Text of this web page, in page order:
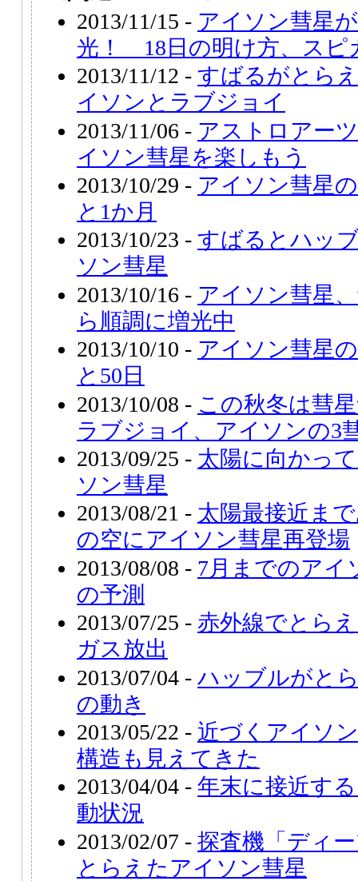
2013/11/15 - アイソン彗星
光！ 18日の明け方、スピ
2013/11/12 - すばるがとら
イソンとラブジョイ
2013/11/06 - アストロアー
イソン彗星を楽しもう
2013/10/29 - アイソン彗星
と1か月
2013/10/23 - すばるとハッ
ソン彗星
2013/10/16 - アイソン彗星
ら順調に増光中
2013/10/10 - アイソン彗星
と50日
2013/10/08 - この秋冬は彗
ラブジョイ、アイソンの3
2013/09/25 - 太陽に向かっ
ソン彗星
2013/08/21 - 太陽最接近ま
の空にアイソン彗星再登場
2013/08/08 - 7月までのアイ
の予測
2013/07/25 - 赤外線でとら
ガス放出
2013/07/04 - ハッブルがと
の動き
2013/05/22 - 近づくアイソ
構造も見えてきた
2013/04/04 - 年末に接近す
動状況
2013/02/07 - 探査機「ディ
とらえたアイソン彗星